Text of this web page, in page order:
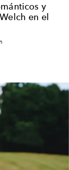
y
en el